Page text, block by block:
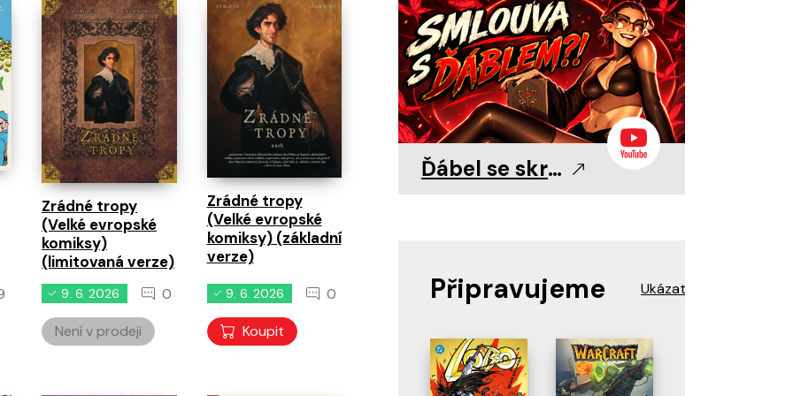
0 11. 8. 2026 11. 8. 2026 0 11. 8. 2026 0
Zrádné tropy
(Velké evropské
komiksy)
(limitovaná verze)
9. 6. 2026
0
Není v prodeji
Zrádné tropy
(Velké evropské
komiksy) (základní
verze)
9. 6. 2026
0
Koupit
Ďábel se skrývá v detailu!
Připravujeme Ukázat více